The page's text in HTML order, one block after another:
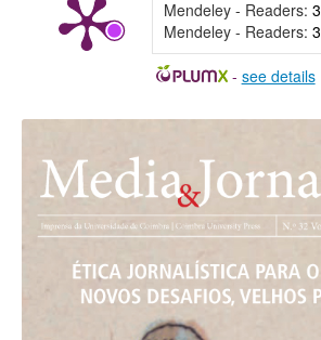
Mendeley - Readers: 3
Mendeley - Readers: 3
- see details